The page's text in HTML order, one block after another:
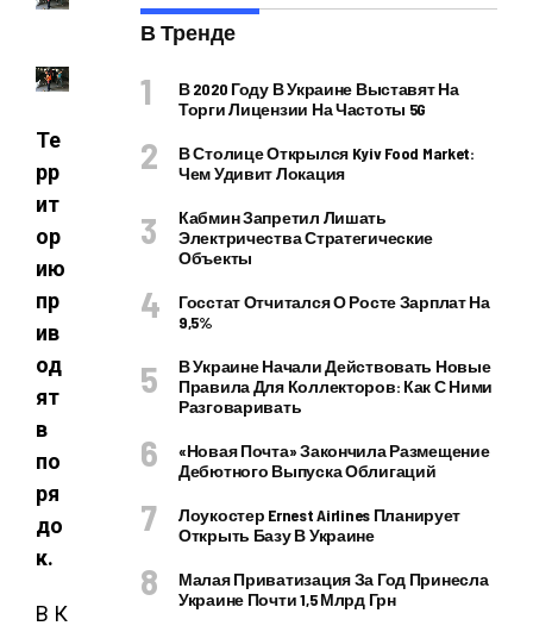
Те
рр
ит
ор
ию
пр
ив
од
ят
в
по
ря
до
к.
В К
В Тренде
В 2020 Году В Украине Выставят На
Торги Лицензии На Частоты 5G
В Столице Открылся Kyiv Food Market:
Чем Удивит Локация
Кабмин Запретил Лишать
Электричества Стратегические
Объекты
Госстат Отчитался О Росте Зарплат На
9,5%
В Украине Начали Действовать Новые
Правила Для Коллекторов: Как С Ними
Разговаривать
«Новая Почта» Закончила Размещение
Дебютного Выпуска Облигаций
Лоукостер Ernest Airlines Планирует
Открыть Базу В Украине
Малая Приватизация За Год Принесла
Украине Почти 1,5 Млрд Грн